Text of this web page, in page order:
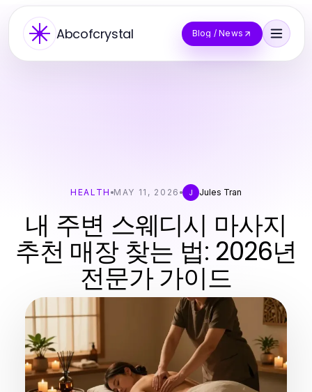
Abcofcrystal Blog / News
HEALTH MAY 11, 2026 J Jules Tran
내 주변 스웨디시 마사지
추천 매장 찾는 법: 2026년
전문가 가이드